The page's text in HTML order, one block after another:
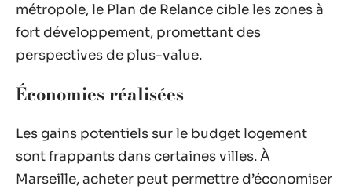
métropole, le Plan de Relance cible les zones à
fort développement, promettant des
perspectives de plus-value.
Économies réalisées
Les gains potentiels sur le budget logement
sont frappants dans certaines villes. À
Marseille, acheter peut permettre d’économiser